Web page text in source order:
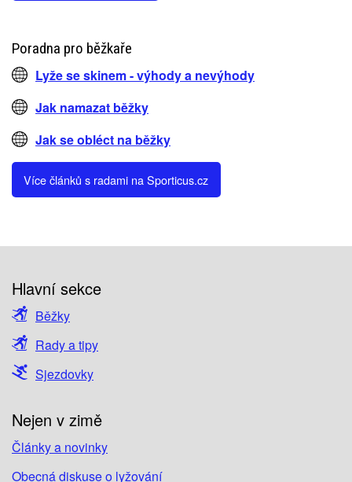
Poradna pro běžkaře
Lyže se skinem - výhody a nevýhody
Jak namazat běžky
Jak se obléct na běžky
Více článků s radami na Sporticus.cz
Hlavní sekce
Běžky
Rady a tipy
Sjezdovky
Nejen v zimě
Články a novinky
Obecná diskuse o lyžování